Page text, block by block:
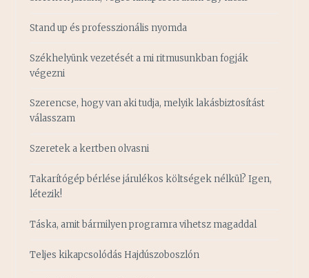
Stand up és professzionális nyomda
Székhelyünk vezetését a mi ritmusunkban fogják
végezni
Szerencse, hogy van aki tudja, melyik lakásbiztosítást
válasszam
Szeretek a kertben olvasni
Takarítógép bérlése járulékos költségek nélkül? Igen,
létezik!
Táska, amit bármilyen programra vihetsz magaddal
Teljes kikapcsolódás Hajdúszoboszlón